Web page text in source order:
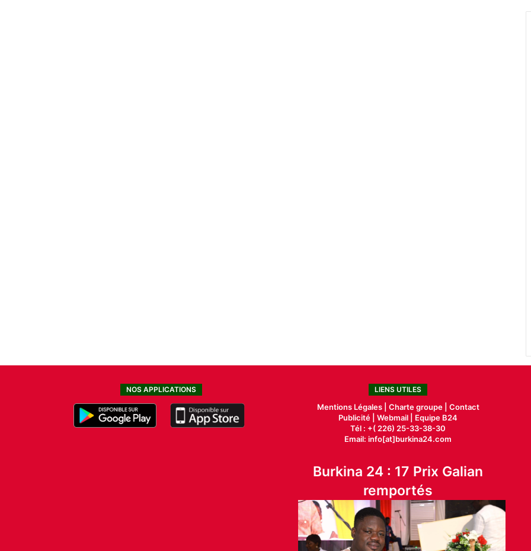
NOS APPLICATIONS LIENS UTILES
Mentions Légales | Charte groupe | Contact
Publicité |Webmail |
Equipe B24
Tél : +( 226) 25-33-38-30
Email: info[at]burkina24.com
Burkina 24 : 17 Prix Galian
remportés